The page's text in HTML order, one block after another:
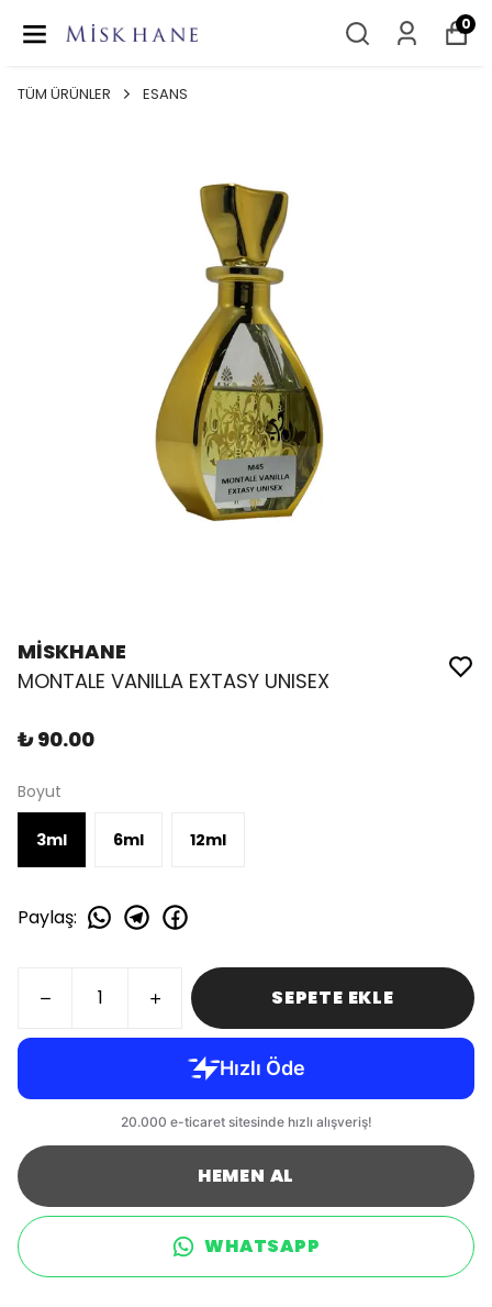
0
TÜM ÜRÜNLER ESANS
MİSKHANE
MONTALE VANILLA EXTASY UNISEX
₺ 90.00
Boyut
3ml 6ml 12ml
Paylaş:
SEPETE EKLE
HEMEN AL
WHATSAPP